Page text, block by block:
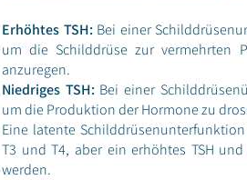
Erhöhtes TSH:Bei einer
um die Schilddrüse zur vermehrten
anzuregen.
Niedriges TSH:Bei einer
um die Produktion der Hormone zu
Eine latente
T3 und T4, aber ein erhöhtes TSH
werden.